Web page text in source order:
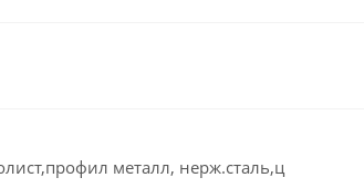
металл, нерж.сталь,ц